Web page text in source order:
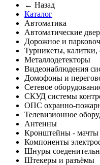
← Назад
Каталог
Автоматика
Автоматические
Дорожное и
Турникеты, калитки,
Металлодетекторы
Видеонаблюдения
Домофоны и
Сетевое
СКУД системы
ОПС охранно-
Телевизионное
Антенны
Кронштейны - мачты
Компоненты
Шнуры
Штекеры и разъёмы